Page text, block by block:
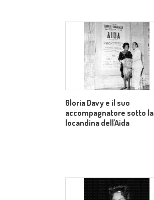
Gloria Davy e il suo
accompagnatore sotto la
locandina dell'Aida